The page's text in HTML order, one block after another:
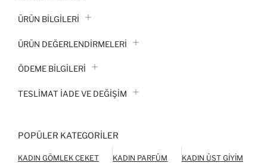
ÜRÜN BILGILERI
ÜRÜN DEĞERLENDİRMELERİ
ÖDEME BİLGİLERİ
TESLIMAT İADE VE DEĞIŞIM
POPÜLER KATEGORILER
KADIN GÖMLEK CEKET KADIN PARFÜM KADIN ÜST GIYIM